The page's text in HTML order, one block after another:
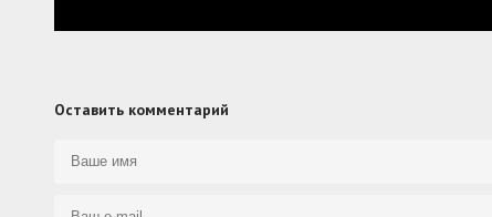
Оставить комментарий